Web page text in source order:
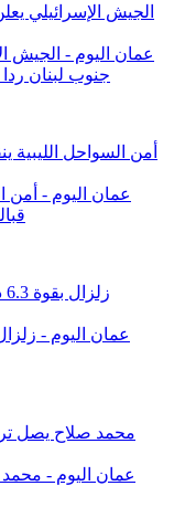
الجيش الإسرائيلي
محمد صلاح يصل